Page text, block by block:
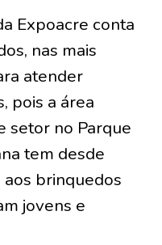
Expoacre conta
nas mais
atender
pois a área
setor no Parque
tem desde
brinquedos
jovens e